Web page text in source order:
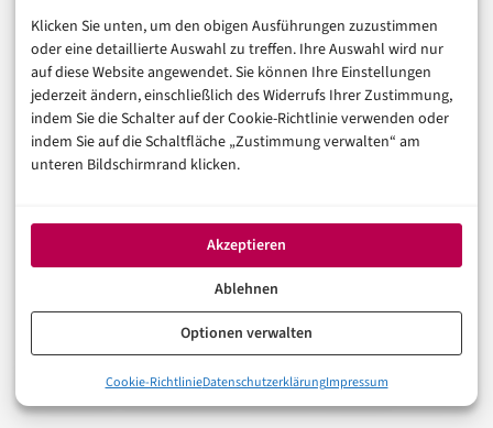
Klicken Sie unten, um den obigen Ausführungen zuzustimmen
oder eine detaillierte Auswahl zu treffen. Ihre Auswahl wird nur
auf diese Website angewendet. Sie können Ihre Einstellungen
jederzeit ändern, einschließlich des Widerrufs Ihrer Zustimmung,
indem Sie die Schalter auf der Cookie-Richtlinie verwenden oder
indem Sie auf die Schaltfläche „Zustimmung verwalten“ am
unteren Bildschirmrand klicken.
Akzeptieren
Ablehnen
Optionen verwalten
Cookie-RichtlinieDatenschutzerklärungImpressum
Geheimdienstoffizier oder ein finanziell motivierter
Hacker sitzt. Was sich unterscheidet, ist die
Risikoabschätzung: Ein staatlicher Akteur gibt nicht
auf, nur weil ein Angriff misslingt. Er probiert es über
einen anderen Weg.
Meiner Meinung nach ist das der wichtigste Denkfehler
in vielen Sicherheitsstrategien: Unternehmen planen
für den einzelnen Vorfall, nicht für den persistenten
Angreifer, der bereit ist, monatelang zu warten und
Taktiken anzupassen. Genau das macht den
„Persistent“-Teil von APT so ernst zu nehmen.
Spionage, nicht Erpressung: Warum der Unterschied